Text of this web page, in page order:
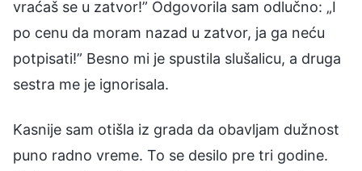
vraćaš se u zatvor!” Odgovorila sam odlučno: „I
po cenu da moram nazad u zatvor, ja ga neću
potpisati!” Besno mi je spustila slušalicu, a druga
sestra me je ignorisala.
Kasnije sam otišla iz grada da obavljam dužnost
puno radno vreme. To se desilo pre tri godine.